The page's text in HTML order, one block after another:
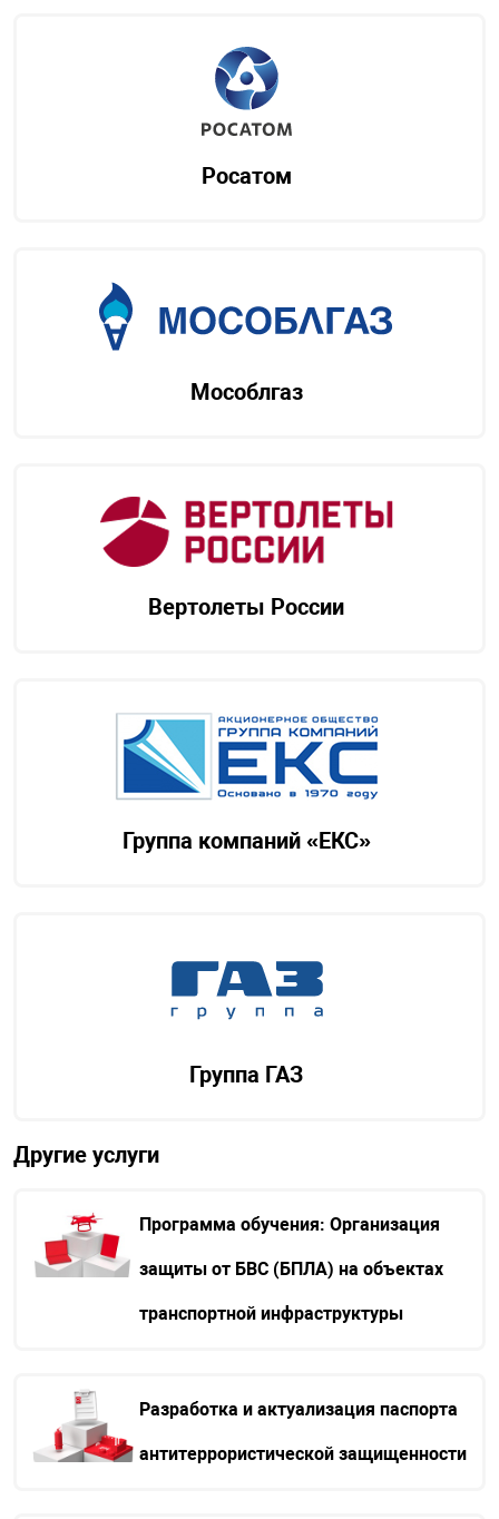
Росатом
Мособлгаз
Вертолеты России
Группа компаний «ЕКС»
Группа ГАЗ
Другие услуги
Программа обучения: Организация
защиты от БВС (БПЛА) на объектах
транспортной инфраструктуры
Разработка и актуализация паспорта
антитеррористической защищенности